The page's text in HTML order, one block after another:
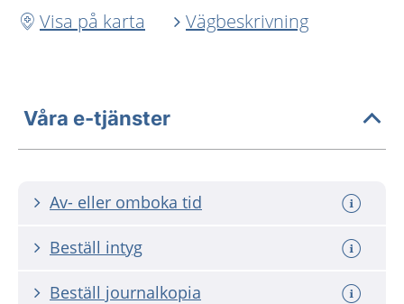
Visa på karta
Vägbeskrivning
Våra e-tjänster
Av- eller omboka tid
Beställ intyg
Beställ journalkopia